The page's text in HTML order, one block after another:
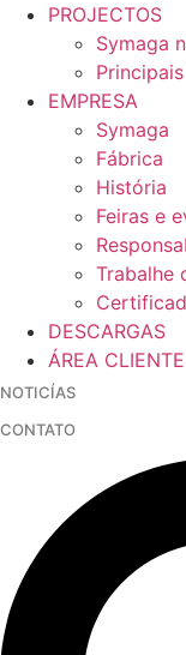
PROJECTOS
Symaga
EMPRESA
Symaga
Fábrica
História
Feiras e
Trabalhe
DESCARGAS
ÁREA CLIENTE
NOTICÍAS
CONTATO